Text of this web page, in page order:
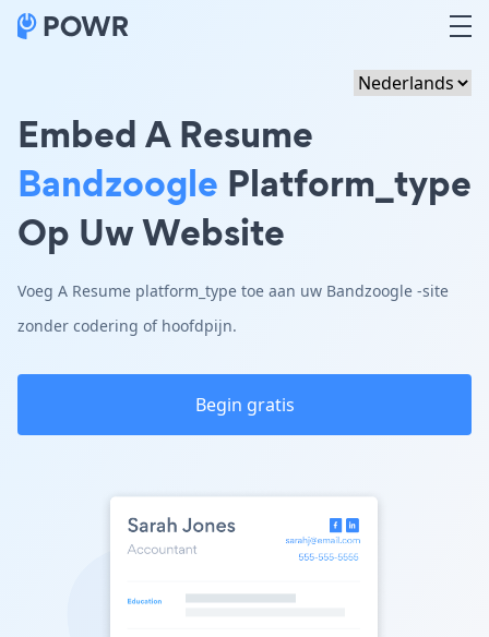
Embed A Resume
Bandzoogle Platform_type
Op Uw Website
Voeg A Resume platform_type toe aan uw Bandzoogle -site
zonder codering of hoofdpijn.
Begin gratis